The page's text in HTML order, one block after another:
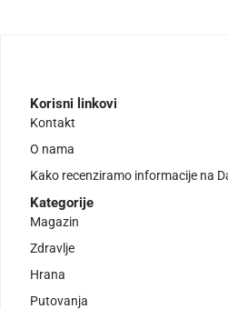
Korisni linkovi
Kontakt
O nama
Kako recenziramo informacije na
Kategorije
Magazin
Zdravlje
Hrana
Putovanja